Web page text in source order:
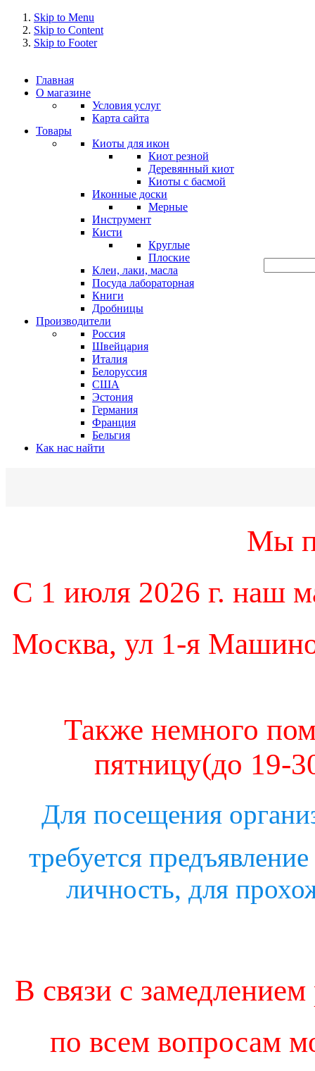
Skip to Menu
Skip to Content
Skip to Footer
Главная
О магазине
Условия услуг
Карта сайта
Товары
Киоты для икон
Киот резной
Деревянный киот
Киоты с басмой
Иконные доски
Мерные
Инструмент
Кисти
Круглые
Плоские
Клеи, лаки, масла
Посуда лабораторная
Книги
Дробницы
Производители
Россия
Швейцария
Италия
Белоруссия
США
Эстония
Германия
Франция
Бельгия
Как нас найти
Мы
С 1 июля 2026 г. наш
Москва, ул 1-я
Также немного
пятницу(до 19-
Для посещения
требуется
личность, для
В связи с
по всем вопросам